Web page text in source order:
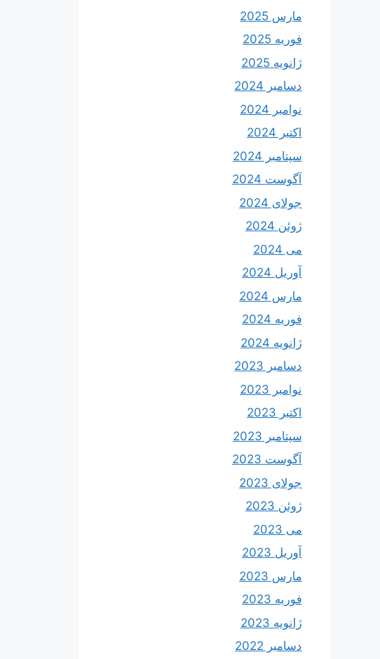
مارس 2025
فوریه 2025
ژانویه 2025
دسامبر 2024
نوامبر 2024
اکتبر 2024
سپتامبر 2024
آگوست 2024
جولای 2024
ژوئن 2024
می 2024
آوریل 2024
مارس 2024
فوریه 2024
ژانویه 2024
دسامبر 2023
نوامبر 2023
اکتبر 2023
سپتامبر 2023
آگوست 2023
جولای 2023
ژوئن 2023
می 2023
آوریل 2023
مارس 2023
فوریه 2023
ژانویه 2023
دسامبر 2022